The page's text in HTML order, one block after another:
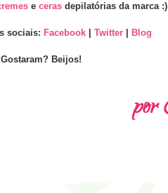
e ceras depilatórias da marca :)
sociais: Facebook| Twitter| Blog
Gostaram? Beijos!